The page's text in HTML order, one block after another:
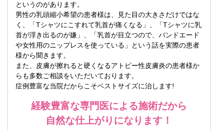
というのがあります。
男性の乳頭縮小希望の患者様は、見た目の大きさだけではな
く、「Tシャツにこすれて乳首が痛くなる」、「Tシャツに乳
首が浮き出るのが嫌」、「乳首が目立つので、バンドエード
や女性用のニップレスを使っている」という話を実際の患者
様から聞きます。
また、皮膚が擦れると硬くなるアトピー性皮膚炎の患者様か
らも多数ご相談をいただいております。
症例豊富な当院だからこそベストサイズに治します!
経験豊富な専門医による施術だから
自然な仕上がりになります！